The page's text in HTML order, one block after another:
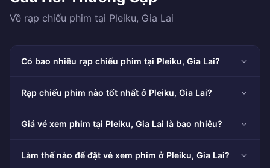
Về rạp chiếu phim tại Pleiku, Gia Lai
Có bao nhiêu rạp chiếu phim tại Pleiku, Gia Lai?
Rạp chiếu phim nào tốt nhất ở Pleiku, Gia Lai?
Giá vé xem phim tại Pleiku, Gia Lai là bao nhiêu?
Làm thế nào để đặt vé xem phim ở Pleiku, Gia Lai?